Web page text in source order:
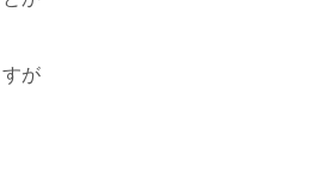
が